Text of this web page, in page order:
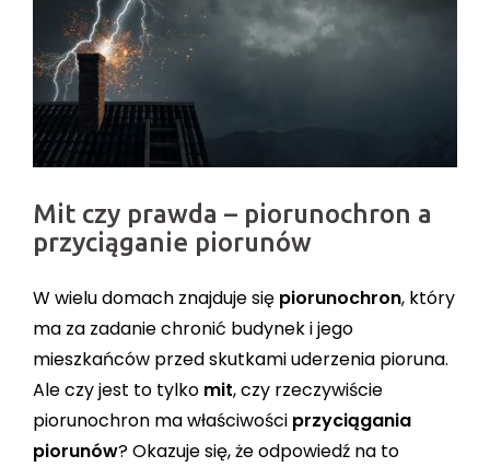
Mit czy prawda – piorunochron a
przyciąganie piorunów
W wielu domach znajduje się piorunochron, który
ma za zadanie chronić budynek i jego
mieszkańców przed skutkami uderzenia pioruna.
Ale czy jest to tylko mit, czy rzeczywiście
piorunochron ma właściwości przyciągania
piorunów? Okazuje się, że odpowiedź na to